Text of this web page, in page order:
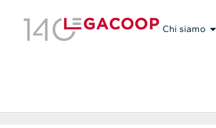
Chi siamo